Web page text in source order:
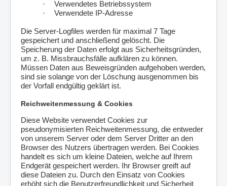
·
Verwendetes Betriebssystem
·
Verwendete IP-Adresse
Die Server-Logfiles werden für maximal 7 Tage
gespeichert und anschließend gelöscht. Die
Speicherung der Daten erfolgt aus Sicherheitsgründen,
um z. B. Missbrauchsfälle aufklären zu können.
Müssen Daten aus Beweisgründen aufgehoben werden,
sind sie solange von der Löschung ausgenommen bis
der Vorfall endgültig geklärt ist.
Reichweitenmessung & Cookies
Diese Website verwendet Cookies zur
pseudonymisierten Reichweitenmessung, die entweder
von unserem Server oder dem Server Dritter an den
Browser des Nutzers übertragen werden. Bei Cookies
handelt es sich um kleine Dateien, welche auf Ihrem
Endgerät gespeichert werden. Ihr Browser greift auf
diese Dateien zu. Durch den Einsatz von Cookies
erhöht sich die Benutzerfreundlichkeit und Sicherheit